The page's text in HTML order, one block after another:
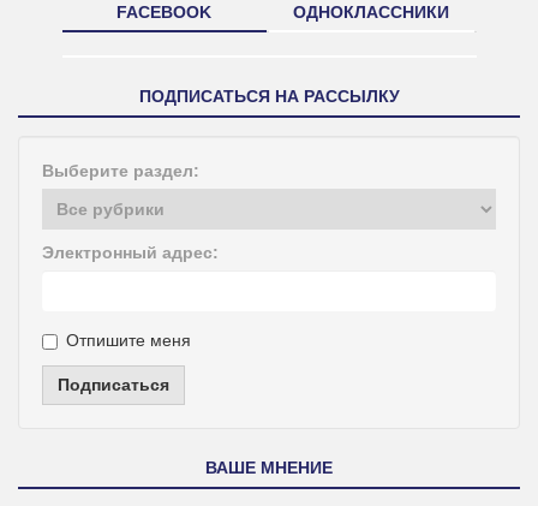
FACEBOOK ОДНОКЛАССНИКИ
ПОДПИСАТЬСЯ НА РАССЫЛКУ
Выберите раздел:
Электронный адрес:
Отпишите меня
Подписаться
ВАШЕ МНЕНИЕ